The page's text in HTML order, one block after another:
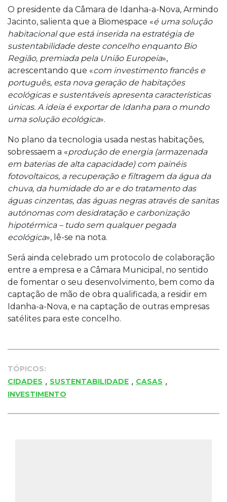
O presidente da Câmara de Idanha-a-Nova, Armindo
Jacinto, salienta que a Biomespace «é uma solução
habitacional que está inserida na estratégia de
sustentabilidade deste concelho enquanto Bio
Região, premiada pela União Europeia»,
acrescentando que «com investimento francês e
português, esta nova geração de habitações
ecológicas e sustentáveis apresenta características
únicas. A ideia é exportar de Idanha para o mundo
uma solução ecológica».
No plano da tecnologia usada nestas habitações,
sobressaem a «produção de energia (armazenada
em baterias de alta capacidade) com painéis
fotovoltaicos, a recuperação e filtragem da água da
chuva, da humidade do ar e do tratamento das
águas cinzentas, das águas negras através de sanitas
autónomas com desidratação e carbonização
hipotérmica – tudo sem qualquer pegada
ecológica», lê-se na nota.
Será ainda celebrado um protocolo de colaboração
entre a empresa e a Câmara Municipal, no sentido
de fomentar o seu desenvolvimento, bem como da
captação de mão de obra qualificada, a residir em
Idanha-a-Nova, e na captação de outras empresas
satélites para este concelho.
TÓPICOS:
CIDADES , SUSTENTABILIDADE , CASAS ,
INVESTIMENTO